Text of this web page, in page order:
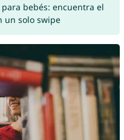
bebés: encuentra el
un solo swipe